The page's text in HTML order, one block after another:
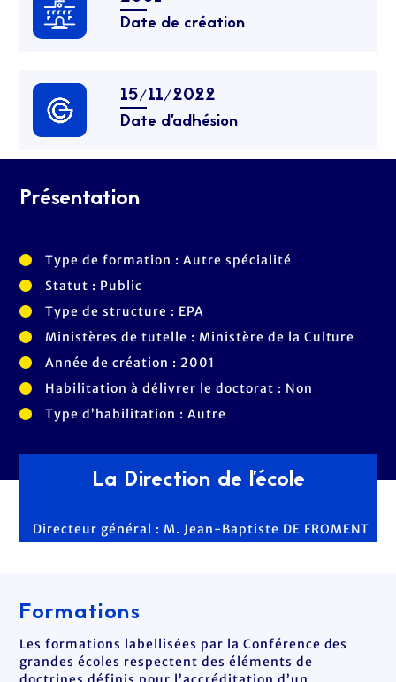
Date de création
15/11/2022
Date d’adhésion
Présentation
Type de formation : Autre spécialité
Statut : Public
Type de structure : EPA
Ministères de tutelle : Ministère de la Culture
Année de création : 2001
Habilitation à délivrer le doctorat : Non
Type d’habilitation : Autre
La Direction de l'école
Directeur général : M. Jean-Baptiste DE FROMENT
Formations
Les formations labellisées par la Conférence des
grandes écoles respectent des éléments de